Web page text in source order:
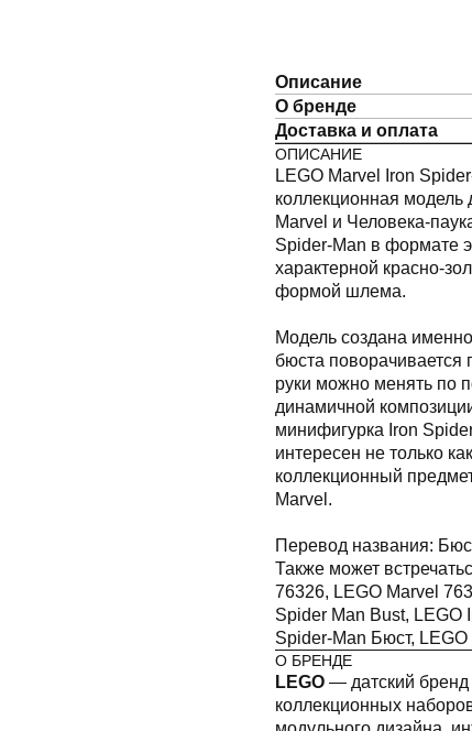
Описание
О бренде
Доставка и оплата
ОПИСАНИЕ
LEGO Marvel Iron
коллекционная модель
Marvel и Человека-
Spider-Man в формате
характерной красно-
формой шлема.
Модель создана
бюста поворачивается
руки можно менять по
динамичной
минифигурка Iron
интересен не только
коллекционный
Marvel.
Перевод названия:
Также может
76326, LEGO Marvel
Spider Man Bust, LEGO
Spider-Man Бюст,
О БРЕНДЕ
LEGO — датский бренд
коллекционных